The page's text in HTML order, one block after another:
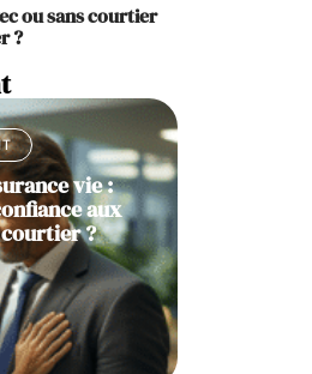
ou sans courtier
?
vie :
aux
courtier ?